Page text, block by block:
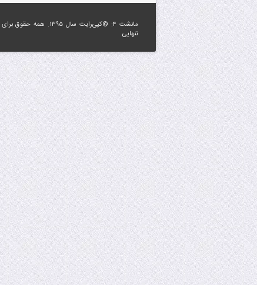
مانشت ۴: ©کپی‌رایت سال ۱۳۹۵. همه حقوق برای
تنهایی